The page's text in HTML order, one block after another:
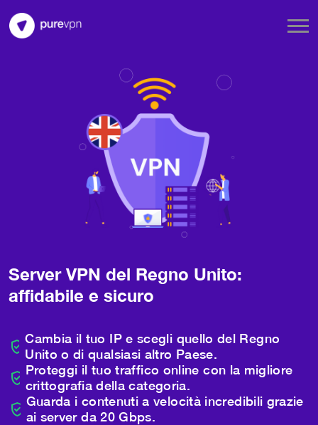
Server VPN del Regno Unito:
affidabile e sicuro
Cambia il tuo IP e scegli quello del Regno
Unito o di qualsiasi altro Paese.
Proteggi il tuo traffico online con la migliore
crittografia della categoria.
Guarda i contenuti a velocità incredibili grazie
ai server da 20 Gbps.